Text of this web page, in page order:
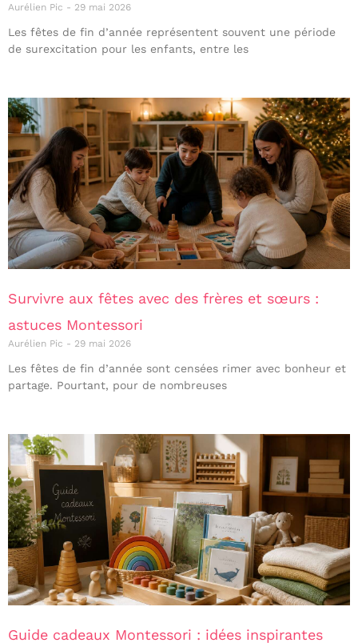
Aurélien Pic 29 mai 2026
Les fêtes de fin d’année représentent souvent une période
de surexcitation pour les enfants, entre les
Survivre aux fêtes avec des frères et sœurs :
astuces Montessori
Aurélien Pic 29 mai 2026
Les fêtes de fin d’année sont censées rimer avec bonheur et
partage. Pourtant, pour de nombreuses
Guide cadeaux Montessori : idées inspirantes